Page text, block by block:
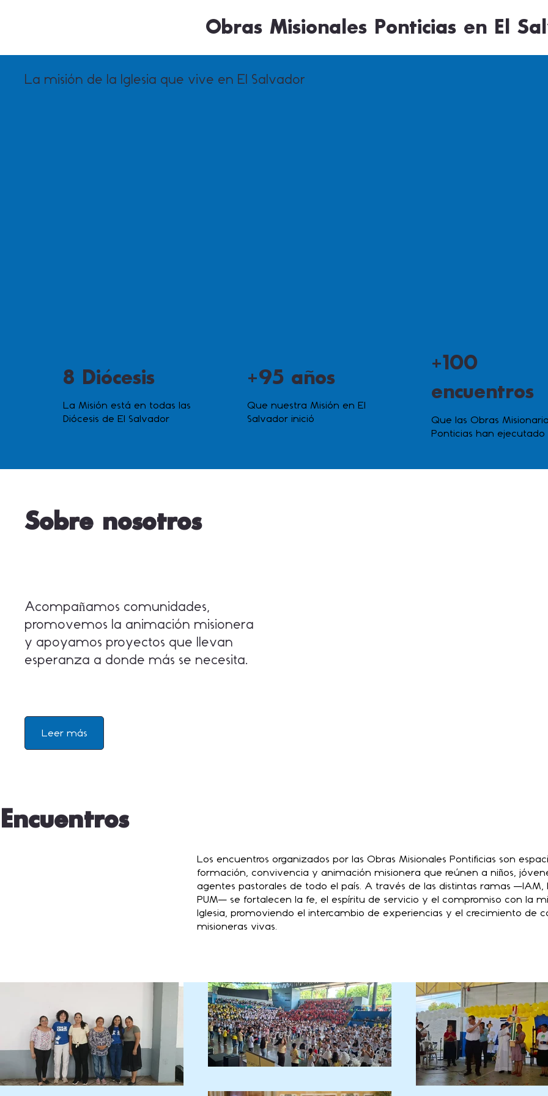
Obras Misionales Ponticias en El
La misión de la Iglesia que vive en El Salvador
La Misión está en todas las
Diócesis de El Salvador
8 Diócesis
Que nuestra Misión en El
Salvador inició
+95 años
Que las Obras
Ponticias han ejecutado
+100
encuentros
Sobre nosotros
Acompañamos comunidades,
promovemos la animación misionera
y apoyamos proyectos que llevan
esperanza a donde más se necesita.
Leer más
Encuentros
Los encuentros organizados por las Obras Misionales Pontificias son
formación, convivencia y animación misionera que reúnen a niños,
agentes pastorales de todo el país. A través de las distintas ramas —IAM,
PUM— se fortalecen la fe, el espíritu de servicio y el compromiso con la
Iglesia, promoviendo el intercambio de experiencias y el crecimiento de
misioneras vivas.